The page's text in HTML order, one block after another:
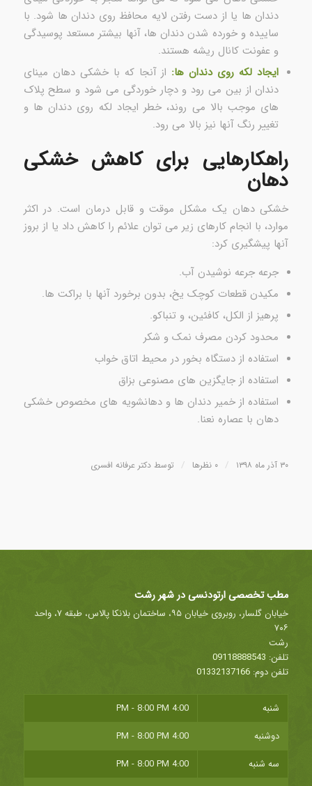
دندان ها یا از دست رفتن لایه محافظ روی دندان ها شود. با
ساییده و خورده شدن دندان ها، آنها بیشتر مستعد پوسیدگی
و عفونت کانال ریشه هستند.
ایجاد لکه روی دندان ها: از آنجا که با خشکی دهان مینای
دندان از بین می رود و دچار خوردگی می شود و سطح پلاک
های موجب بالا می روند، خطر ایجاد لکه روی دندان ها و
تغییر رنگ آنها نیز بالا می رود.
راهکارهایی برای کاهش خشکی
دهان
خشکی دهان یک مشکل موقت و قابل درمان است. در اکثر
موارد، با انجام کارهای زیر می توان علائم را کاهش داد یا از بروز
آنها پیشگیری کرد:
جرعه جرعه نوشیدن آب.
مکیدن قطعات کوچک یخ، بدون برخورد آنها با براکت ها.
پرهیز از الکل، کافئین، و تنباکو.
محدود کردن مصرف نمک و شکر
استفاده از دستگاه بخور در محیط اتاق خواب
استفاده از جایگزین های مصنوعی بزاق
استفاده از خمیر دندان ها و دهانشویه های مخصوص خشکی
دهان با عصاره نعنا.
۳۰ آذر ماه ۱۳۹۸ / ۰ نظرها / توسط دکتر عرفانه افسری
مطب تخصصی ارتودنسی در شهر رشت
خیابان گلسار، روبروی خیابان ۹۵، ساختمان بلانکا پالاس، طبقه ۷، واحد
۷۰۶
رشت
تلفن: 09118888543
تلفن دوم: 01332137166
شنبه
4:00 PM - 8:00 PM
دوشنبه
4:00 PM - 8:00 PM
سه شنبه
4:00 PM - 8:00 PM